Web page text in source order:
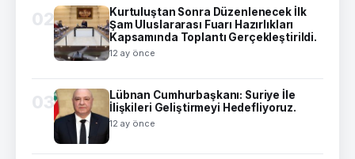
02
Kurtuluştan Sonra Düzenlenecek İlk
Şam Uluslararası Fuarı Hazırlıkları
Kapsamında Toplantı Gerçekleştirildi.
12 ay önce
03
Lübnan Cumhurbaşkanı: Suriye İle
İlişkileri Geliştirmeyi Hedefliyoruz.
12 ay önce